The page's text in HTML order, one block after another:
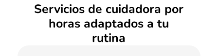
Servicios de cuidadora por
horas adaptados a tu
rutina